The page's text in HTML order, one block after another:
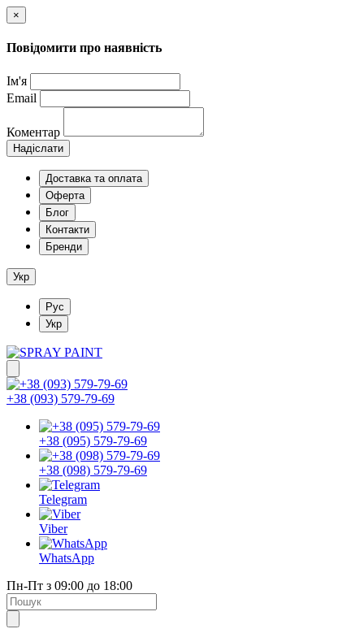
×
Повідомити про наявність
Ім'я
Email
Коментар
Надіслати
Доставка та оплата
Оферта
Блог
Контакти
Бренди
Укр
Рус
Укр
+38 (093) 579-79-69
+38 (095) 579-79-69
+38 (098) 579-79-69
Telegram
Viber
WhatsApp
Пн-Пт з 09:00 до 18:00